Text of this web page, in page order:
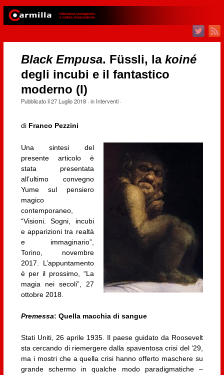
Black Empusa. Füssli, la koiné
degli incubi e il fantastico
moderno (I)
Pubblicato il27 Luglio 2018· in Interventi·
di Franco Pezzini
Una sintesi del
presente articolo è
stata presentata
all’ultimo convegno
Yume sul pensiero
magico
contemporaneo,
“Visioni. Sogni, incubi
e apparizioni tra realtà
e immaginario”,
Torino, novembre
2017. L’appuntamento
è per il prossimo, “La
magia nei secoli”, 27
ottobre 2018.
Premessa: Quella macchia di sangue
Stati Uniti, 26 aprile 1935. Il paese guidato da Roosevelt
sta cercando di riemergere dalla spaventosa crisi del ’29,
ma i mostri che a quella crisi hanno offerto maschere su
grande schermo in qualche modo paradigmatiche –